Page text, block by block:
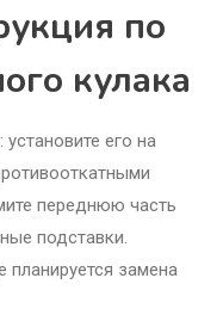
по
кулака
его на
переднюю часть
подставки.
планируется замена